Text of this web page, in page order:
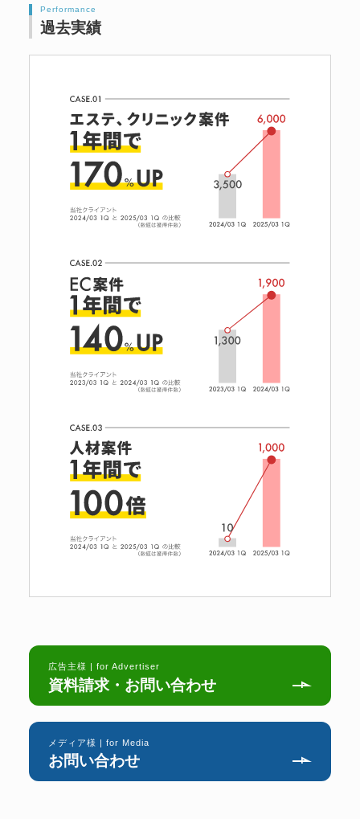
Performance
過去実績
広告主様 | for Advertiser
資料請求・お問い合わせ
メディア様 | for Media
お問い合わせ